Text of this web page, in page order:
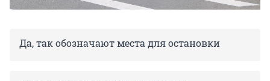
Да, так обозначают места для остановки